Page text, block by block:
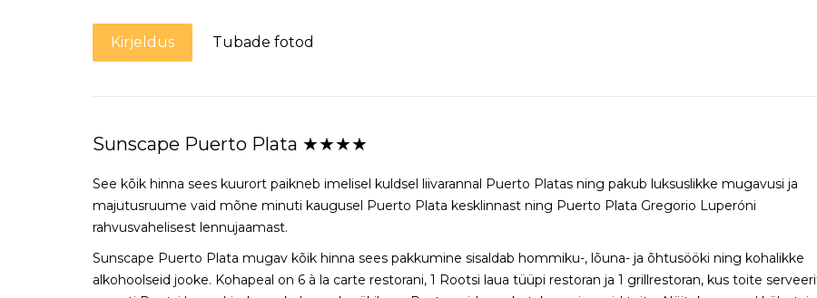
Kirjeldus Tubade fotod
Sunscape Puerto Plata ★★★★
See kõik hinna sees kuurort paikneb imelisel kuldsel liivarannal Puerto Platas ning pakub luksuslikke mugavusi ja
majutusruume vaid mõne minuti kaugusel Puerto Plata kesklinnast ning Puerto Plata Gregorio Luperóni
rahvusvahelisest lennujaamast.
Sunscape Puerto Plata mugav kõik hinna sees pakkumine sisaldab hommiku-, lõuna- ja õhtusööki ning kohalikke
alkohoolseid jooke. Kohapeal on 6 à la carte restorani, 1 Rootsi laua tüüpi restoran ja 1 grillrestoran, kus toite